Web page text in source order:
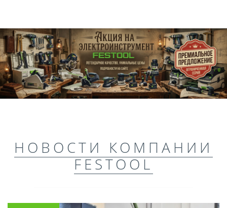
НОВОСТИ КОМПАНИИ
FESTOOL